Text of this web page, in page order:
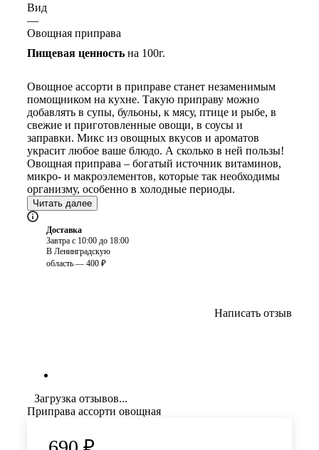
Вид
—
Овощная приправа
Пищевая ценность на 100г.
Овощное ассорти в приправе станет незаменимым
помощником на кухне. Такую приправу можно
добавлять в супы, бульоны, к мясу, птице и рыбе, в
свежие и приготовленные овощи, в соусы и
заправки. Микс из овощных вкусов и ароматов
украсит любое ваше блюдо. А сколько в ней пользы!
Овощная приправа – богатый источник витаминов,
микро- и макроэлементов, которые так необходимы
организму, особенно в холодные периоды.
Читать далее
Доставка
Завтра с 10:00 до 18:00
В Ленинградскую
область — 400 ₽
Написать отзыв
Загрузка отзывов...
Приправа ассорти овощная